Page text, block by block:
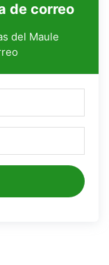
de correo
del Maule